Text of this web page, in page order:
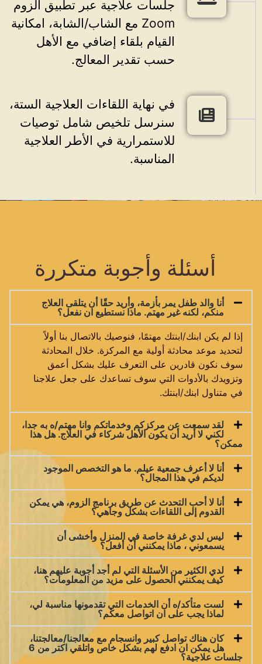
جلسات علاجية عبر تطبيق الزوم
Zoom مع الشاب/الشابة، امكانية
القيام بلقاء إضافي مع الأهل
حسب تقدير المعالج.
في نهاية اللقاءات العلاجية الستة،
سنرسل تلخيص شامل توصيات
للاستمرارية في الأطر العلاجية
المناسبة.
أسئلة وأجوبة متكررة
أنا والد طفل يمر بأزمة، وأريد حقًا أن يتلقى العلاج
منكم، لكنه غير مهتم. ماذا نستطيع ان نفعل؟
إذا لم يكن ابنك/ابنتك مهتمًا، فنوصيك بالاتصال بنا أولاً
لتحديد موعد محادثة أولية مع المركزة. خلال المحادثة
سوف نكون قادرين على التعرف عليك بشكل أعمق
وتزويدك بالأدوات التي سوف تساعدك على جعل علاجنا
في متناول ابنك/ابنتك.
لقد سمعت عن مركزكم وخدماتكم وانا مهتم/ه به جدا،
لكني لا أريد أن يكون الأهل شركاء في العلاج. هل هذا
ممكن؟
أنا لا أعرف جمعية عيلم. ما هو التخصص الموجود
لديكم في هذا المجال؟
أنا لا أحب التحدث عن طريق برنامج الزوم، هي يمكن
القدوم إلى اللقاءات بشكل وجاهي؟
ليس لدي غرفة خاصة في المنزل وأخشى أن
يسمعوني ، ماذا يمكنني أن أفعل؟
لدي الكثير من الأسئلة التي لم أجد أجوبة عليهم هنا،
كيف يمكنني الحصول على مزيد من المعلومات؟
لست متأكد/ه أن الخدمات التي تقدمونها مناسبة لي،
لماذا يجب على ان اتواصل معكم؟
كان هناك تواصل كبير وانسجام مع معالجنا/معالجتنا،
هل يمكن ان ادفع لهم بشكل خاص واتلقي اكتر من 6
جلسات علاجية؟